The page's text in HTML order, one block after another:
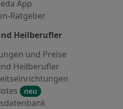
App
Ratgeber
Heilberufler
und Preise
Heilberufler
neu